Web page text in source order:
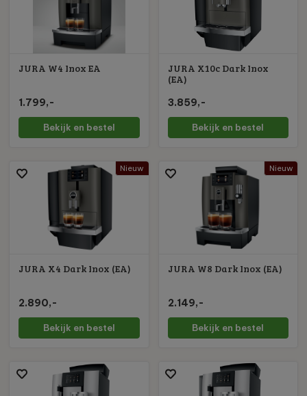
JURA W4 Inox EA
1.799,-
Bekijk en bestel
JURA X10c Dark Inox
(EA)
3.859,-
Bekijk en bestel
Nieuw
JURA X4 Dark Inox (EA)
2.890,-
Bekijk en bestel
Nieuw
JURA W8 Dark Inox (EA)
2.149,-
Bekijk en bestel